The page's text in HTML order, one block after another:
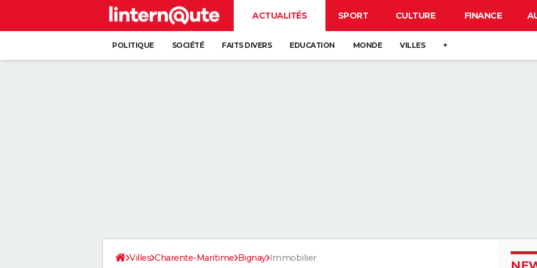
ACTUALITÉS SPORT CULTURE FINANCE
POLITIQUE SOCIÉTÉ FAITS DIVERS EDUCATION MONDE VILLES +
Villes Charente-Maritime Bignay Immobilier